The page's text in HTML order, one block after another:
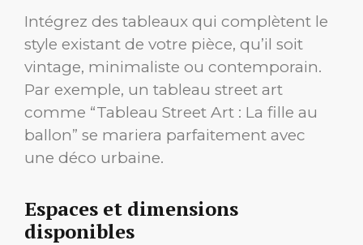
Intégrez des tableaux qui complètent le
style existant de votre pièce, qu’il soit
vintage, minimaliste ou contemporain.
Par exemple, un tableau street art
comme “Tableau Street Art : La fille au
ballon” se mariera parfaitement avec
une déco urbaine.
Espaces et dimensions
disponibles